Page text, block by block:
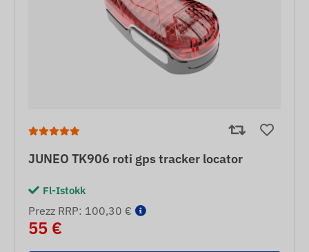
JUNEO TK906 roti gps tracker locator
Fl-Istokk
Prezz RRP: 100,30 €
55 €